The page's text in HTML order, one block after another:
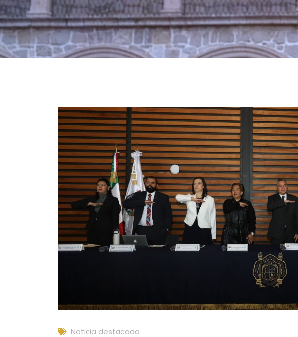
Noticia destacada